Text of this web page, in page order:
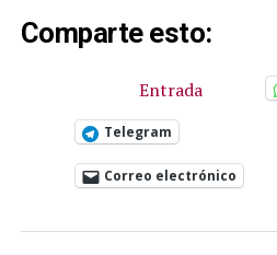
Comparte esto:
Entrada
Telegram
Correo electrónico